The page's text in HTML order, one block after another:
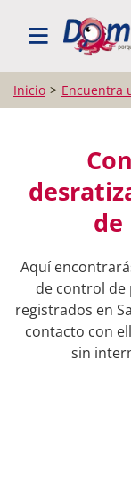
BUSCAR
Inicio Encuentra
de
Aquí
de control de
registrados en
contacto con
sin